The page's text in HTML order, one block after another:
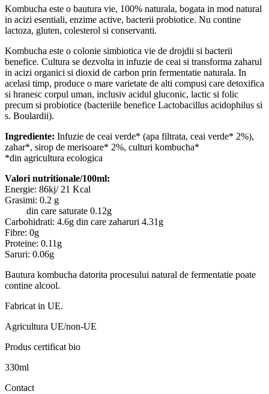
Kombucha este o bautura vie, 100% naturala, bogata in mod natural
in acizi esentiali, enzime active, bacterii probiotice. Nu contine
lactoza, gluten, colesterol si conservanti.
Kombucha este o colonie simbiotica vie de drojdii si bacterii
benefice. Cultura se dezvolta in infuzie de ceai si transforma zaharul
in acizi organici si dioxid de carbon prin fermentatie naturala. In
acelasi timp, produce o mare varietate de alti compusi care detoxifica
si hranesc corpul uman, inclusiv acidul gluconic, lactic si folic
precum si probiotice (bacteriile benefice Lactobacillus acidophilus si
s. Boulardii).
Ingrediente: Infuzie de ceai verde* (apa filtrata, ceai verde* 2%),
zahar*, sirop de merisoare* 2%, culturi kombucha*
*din agricultura ecologica
Valori nutritionale/100ml:
Energie: 86kj/ 21 Kcal
Grasimi: 0.2 g
din care saturate 0.12g
Carbohidrati: 4.6g din care zaharuri 4.31g
Fibre: 0g
Proteine: 0.11g
Saruri: 0.06g
Bautura kombucha datorita procesului natural de fermentatie poate
contine alcool.
Fabricat in UE.
Agricultura UE/non-UE
Produs certificat bio
330ml
Contact